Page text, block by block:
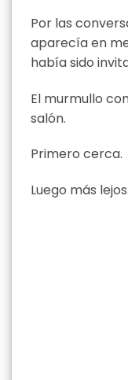
Por las
aparecía en
había sido
El murmullo
salón.
Primero cerca.
Luego más lejos.